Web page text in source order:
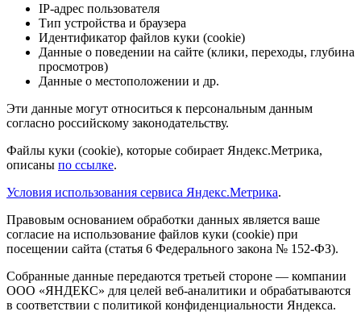
IP-адрес пользователя
Тип устройства и браузера
Идентификатор файлов куки (cookie)
Данные о поведении на сайте (клики, переходы, глубина
просмотров)
Данные о местоположении и др.
Эти данные могут относиться к персональным данным
согласно российскому законодательству.
Файлы куки (cookie), которые собирает Яндекс.Метрика,
описаны по ссылке.
Условия использования сервиса Яндекс.Метрика.
Правовым основанием обработки данных является ваше
согласие на использование файлов куки (cookie) при
посещении сайта (статья 6 Федерального закона № 152-ФЗ).
Собранные данные передаются третьей стороне — компании
ООО «ЯНДЕКС» для целей веб-аналитики и обрабатываются
в соответствии с политикой конфиденциальности Яндекса.